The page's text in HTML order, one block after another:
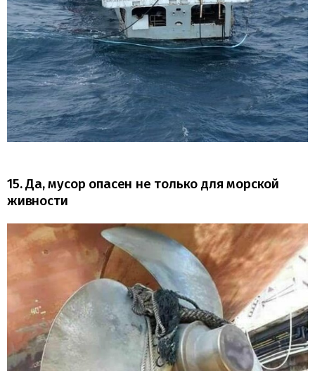
15. Да, мусор опасен не только для морской
живности